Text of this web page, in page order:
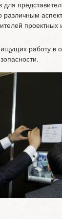
различным
работу в